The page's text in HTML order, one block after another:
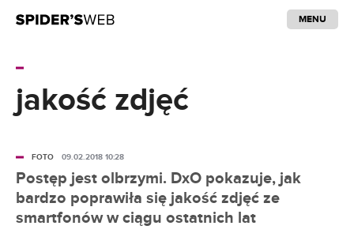
MENU
jakość zdjęć
Postęp jest olbrzymi. DxO pokazuje, jak
bardzo poprawiła się jakość zdjęć ze
smartfonów w ciągu ostatnich lat
FOTO 09.02.2018 10:28